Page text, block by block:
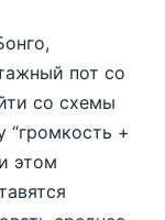
пот со
со схемы
“громкость +
этом